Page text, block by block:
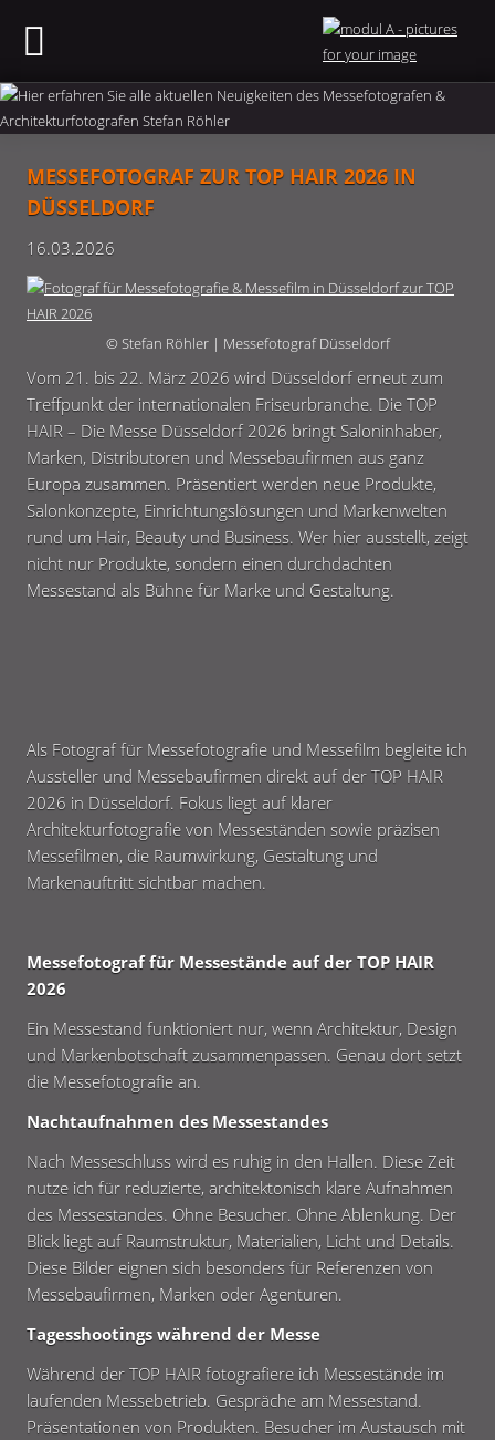
MESSEFOTOGRAF ZUR TOP HAIR 2026 IN
DÜSSELDORF
16.03.2026
© Stefan Röhler | Messefotograf Düsseldorf
Vom 21. bis 22. März 2026 wird Düsseldorferneut zum
Treffpunkt der internationalen Friseurbranche. DieTOP
HAIR – Die Messe Düsseldorf 2026 bringt Saloninhaber,
Marken, Distributoren und Messebaufirmen aus ganz
Europa zusammen. Präsentiert werden neue Produkte,
Salonkonzepte, Einrichtungslösungen und Markenwelten
rund um Hair, Beauty und Business. Wer hier ausstellt, zeigt
nicht nur Produkte, sondern einen durchdachten
Messestand als Bühne für Marke und Gestaltung.
Als Fotograf für Messefotografie und Messefilm begleite ich
Aussteller und Messebaufirmen direkt auf der TOP HAIR
2026 in Düsseldorf. Fokus liegt auf klarer
Architekturfotografie von Messeständen sowie präzisen
Messefilmen, die Raumwirkung, Gestaltung und
Markenauftritt sichtbar machen.
Messefotograf für Messestände auf der TOP HAIR
2026
Ein Messestand funktioniert nur, wenn Architektur, Design
und Markenbotschaft zusammenpassen. Genau dort setzt
die Messefotografie an.
Nachtaufnahmen des Messestandes
Nach Messeschluss wird es ruhig in den Hallen. Diese Zeit
nutze ich für reduzierte, architektonisch klare Aufnahmen
des Messestandes. Ohne Besucher. Ohne Ablenkung. Der
Blick liegt auf Raumstruktur, Materialien, Licht und Details.
Diese Bilder eignen sich besonders für Referenzen von
Messebaufirmen, Marken oder Agenturen.
Tagesshootings während der Messe
Während der TOP HAIR fotografiere ich Messestände im
laufenden Messebetrieb. Gespräche am Messestand.
Präsentationen von Produkten. Besucher im Austausch mit